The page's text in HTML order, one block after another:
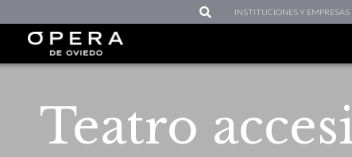
INSTITUCIONES Y
Teatro